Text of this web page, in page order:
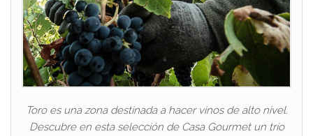
Toro es una zona destinada a hacer vinos de alto nivel.
Descubre en esta selección de Casa Gourmet un trío